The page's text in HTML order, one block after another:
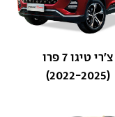
צ'רי טיגו 7 פרו
(2022-2025)